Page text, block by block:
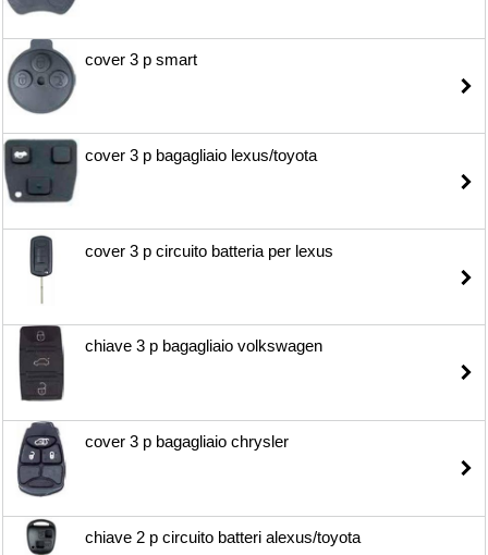
cover 3 p smart
cover 3 p bagagliaio lexus/toyota
cover 3 p circuito batteria per lexus
chiave 3 p bagagliaio volkswagen
cover 3 p bagagliaio chrysler
chiave 2 p circuito batteri alexus/toyota